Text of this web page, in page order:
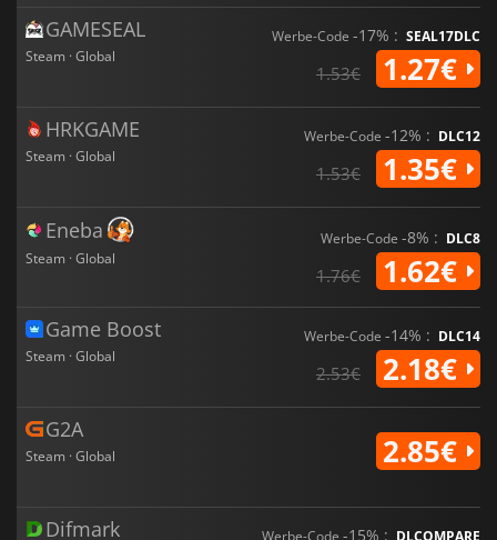
GAMESEAL
Steam · Global
Werbe-Code -17% : SEAL17DLC
1.53€ 1.27€
HRKGAME
Steam · Global
Werbe-Code -12% : DLC12
1.53€ 1.35€
Eneba
Steam · Global
Werbe-Code -8% : DLC8
1.76€ 1.62€
Game Boost
Steam · Global
Werbe-Code -14% : DLC14
2.53€ 2.18€
G2A
Steam · Global 2.85€
Difmark Werbe-Code -15% : DLCOMPARE